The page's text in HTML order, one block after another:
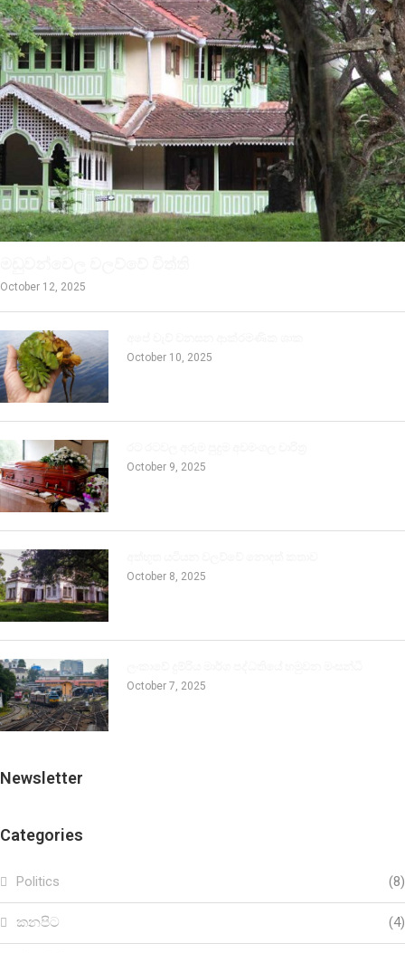
October 12, 2025
October 10, 2025
October 9, 2025
October 8, 2025
October 7, 2025
Newsletter
Categories
Politics (8)
කනපිට (4)